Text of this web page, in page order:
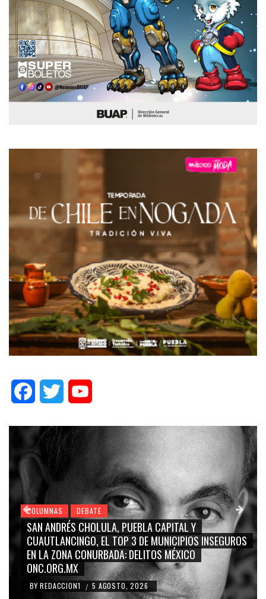
FacebookTwitter
COLUMNAS DEBATE
GRACE PALOMARES, NAY SALVATORI, SERGIO MAYER,
CARMEN SALINAS “LA CORCHOLATA”, CUAUHTÉMOC
BLANCO, SILVIA PINAL: LA TRIVIALIZACIÓN Y
RIDICULIZACIÓN DE LA REPRESENTACIÓN CIUDADANA
BY REDACCION1 / 4 AGOSTO, 2026